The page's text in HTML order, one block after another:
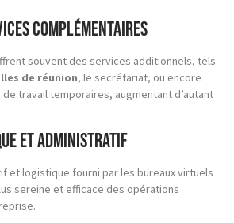
complémentaires
souvent des services additionnels, tels
de réunion, le secrétariat, ou encore
de travail temporaires, augmentant d’autant
et administratif
et logistique fourni par les bureaux virtuels
sereine et efficace des opérations